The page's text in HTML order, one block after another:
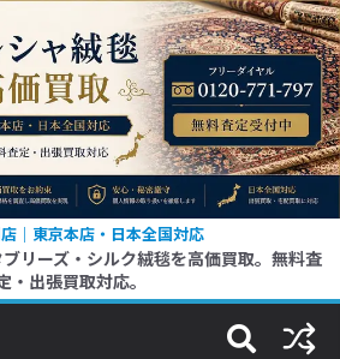
｜東京本店・日本全国対応
リーズ・シルク絨毯を高価買取。無料査
・出張買取対応。